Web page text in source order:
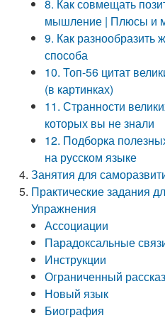
8. Как совмещать
мышление | Плюсы и
9. Как разнообразить
способа
10. Топ-56 цитат
(в картинках)
11. Странности
которых вы не знали
12. Подборка
на русском языке
Занятия для
Практические задания
Упражнения
Ассоциации
Парадоксальные
Инструкции
Ограниченный рассказ
Новый язык
Биография